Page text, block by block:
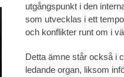
utgångspunkt i den
som utvecklas i ett
och konflikter runt om i
Detta ämne står också i
ledande organ, liksom